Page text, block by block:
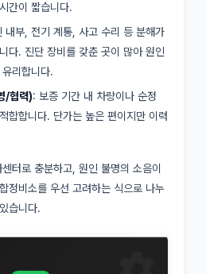
간이 짧습니다.
내부, 전기 계통, 사고 수리 등 분해가
다. 진단 장비를 갖춘 곳이 많아 원인
리합니다.
/협력): 보증 기간 내 차량이나 순정
합합니다. 단가는 높은 편이지만 이력
터로 충분하고, 원인 불명의 소음이
정비소를 우선 고려하는 식으로 나누
습니다.